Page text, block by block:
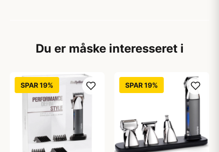
Du er måske interesseret i
SPAR 19% SPAR 19%